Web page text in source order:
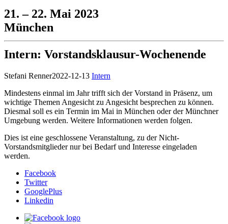
21. – 22. Mai 2023
München
Intern: Vorstandsklausur-Wochenende
Stefani Renner2022-12-13 Intern
Mindestens einmal im Jahr trifft sich der Vorstand in Präsenz, um
wichtige Themen Angesicht zu Angesicht besprechen zu können.
Diesmal soll es ein Termin im Mai in München oder der Münchner
Umgebung werden. Weitere Informationen werden folgen.
Dies ist eine geschlossene Veranstaltung, zu der Nicht-
Vorstandsmitglieder nur bei Bedarf und Interesse eingeladen
werden.
Facebook
Twitter
GooglePlus
Linkedin